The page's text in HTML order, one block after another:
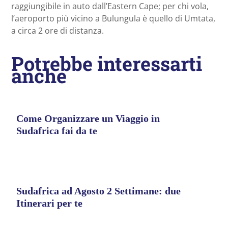
raggiungibile in auto dall’Eastern Cape; per chi vola,
l’aeroporto più vicino a Bulungula è quello di Umtata,
a circa 2 ore di distanza.
Potrebbe interessarti
anche
Come Organizzare un Viaggio in
Sudafrica fai da te
Sudafrica ad Agosto 2 Settimane: due
Itinerari per te